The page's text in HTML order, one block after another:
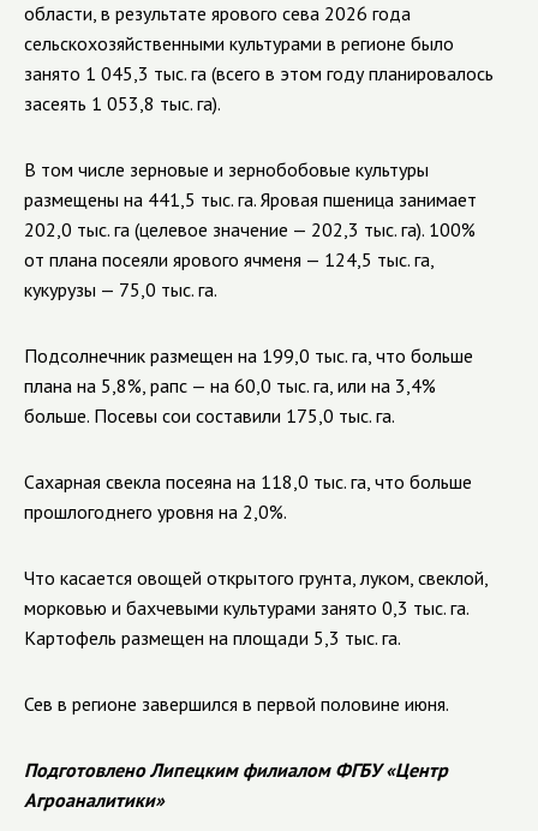
области, в результате ярового сева 2026 года
сельскохозяйственными культурами в регионе было
занято 1 045,3 тыс. га (всего в этом году планировалось
засеять 1 053,8 тыс. га).
В том числе зерновые и зернобобовые культуры
размещены на 441,5 тыс. га. Яровая пшеница занимает
202,0 тыс. га (целевое значение — 202,3 тыс. га). 100%
от плана посеяли ярового ячменя — 124,5 тыс. га,
кукурузы — 75,0 тыс. га.
Подсолнечник размещен на 199,0 тыс. га, что больше
плана на 5,8%, рапс — на 60,0 тыс. га, или на 3,4%
больше. Посевы сои составили 175,0 тыс. га.
Сахарная свекла посеяна на 118,0 тыс. га, что больше
прошлогоднего уровня на 2,0%.
Что касается овощей открытого грунта, луком, свеклой,
морковью и бахчевыми культурами занято 0,3 тыс. га.
Картофель размещен на площади 5,3 тыс. га.
Сев в регионе завершился в первой половине июня.
Подготовлено Липецким филиалом ФГБУ «Центр
Агроаналитики»